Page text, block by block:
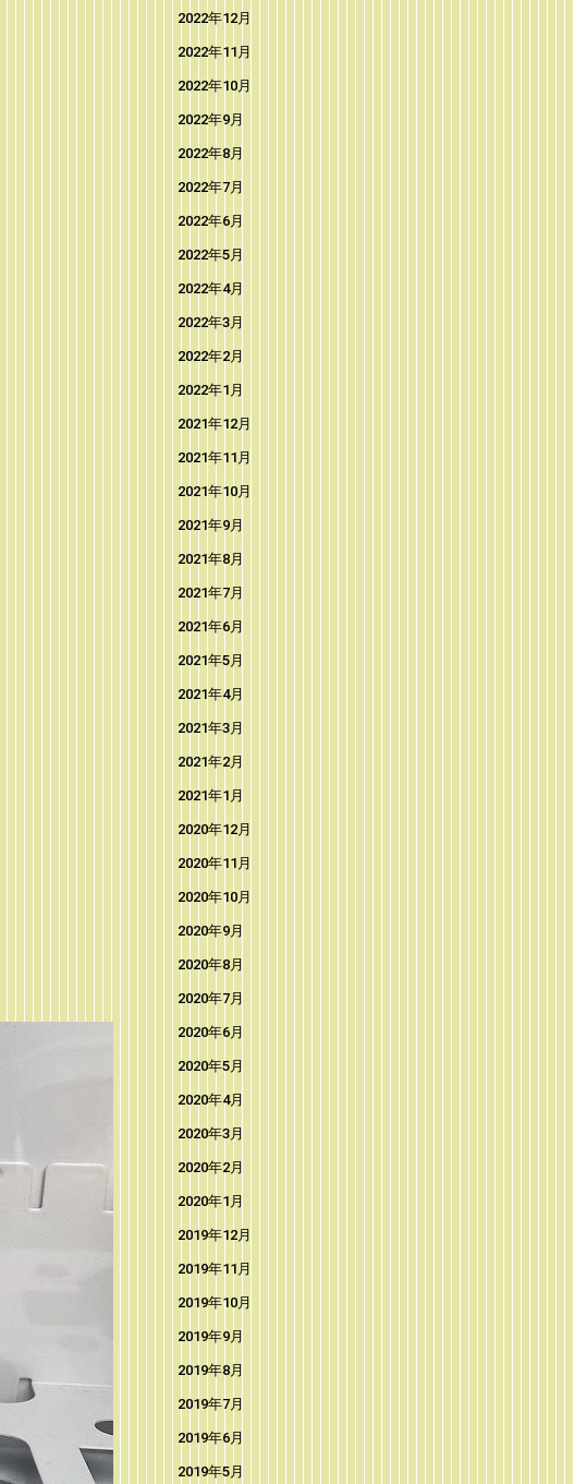
2022年12月
2022年11月
2022年10月
2022年9月
2022年8月
2022年7月
2022年6月
2022年5月
2022年4月
2022年3月
2022年2月
2022年1月
2021年12月
2021年11月
2021年10月
2021年9月
2021年8月
2021年7月
2021年6月
2021年5月
2021年4月
2021年3月
2021年2月
2021年1月
2020年12月
2020年11月
2020年10月
2020年9月
2020年8月
2020年7月
2020年6月
2020年5月
2020年4月
2020年3月
2020年2月
2020年1月
2019年12月
2019年11月
2019年10月
2019年9月
2019年8月
2019年7月
2019年6月
2019年5月